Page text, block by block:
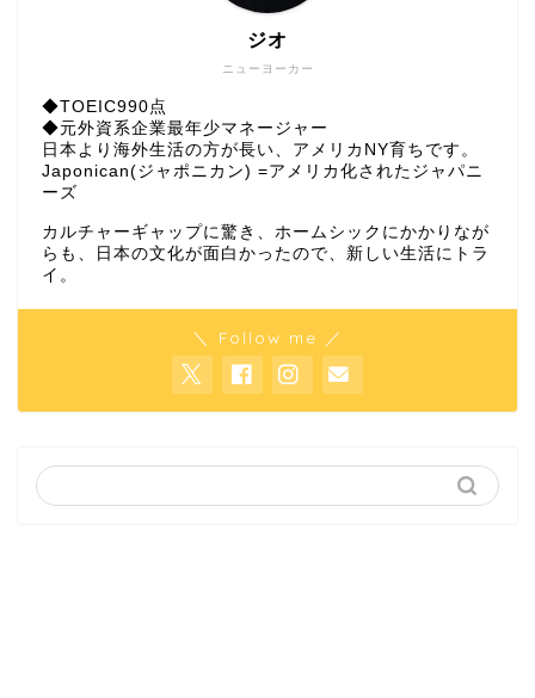
ニューヨーカー
ジオ
◆TOEIC990点
◆元外資系企業最年少マネージャー
日本より海外生活の方が長い、アメリカNY育ちです。
Japonican(ジャポニカン) =アメリカ化されたジャパニ
ーズ
カルチャーギャップに驚き、ホームシックにかかりなが
らも、日本の文化が面白かったので、新しい生活にトラ
イ。
＼ Follow me ／